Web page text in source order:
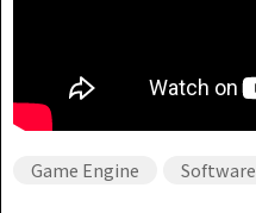
Game Engine Software